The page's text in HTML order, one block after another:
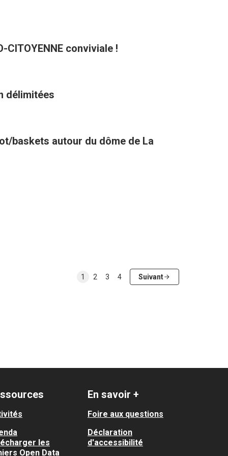
CITOYENNE conviviale !
délimitées
baskets autour du dôme de La
1 2 3 4 Suivant
les
Open Data
En savoir +
Foire aux questions
Déclaration
d'accessibilité